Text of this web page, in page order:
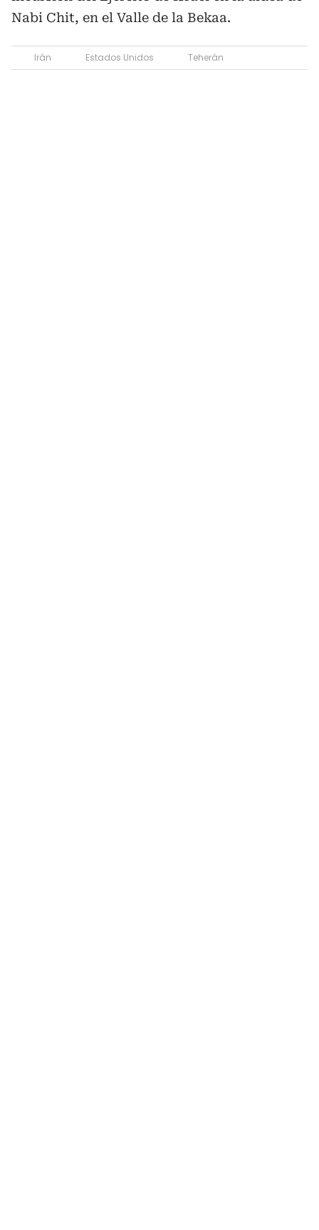
Nabi Chit, en el Valle de la Bekaa.
Irán Estados Unidos Teherán